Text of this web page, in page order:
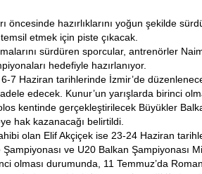
öncesinde hazırlıklarını yoğun şekilde
etmek için piste çıkacak.
sürdüren sporcular, antrenörler
hedefiyle hazırlanıyor.
7 Haziran tarihlerinde İzmir’de
edecek. Kunur’un yarışlarda birinci
kentinde gerçekleştirilecek Büyükler
hak kazanacağı belirtildi.
olan Elif Akçiçek ise 23-24 Haziran
ve U20 Balkan Şampiyonası
olması durumunda, 11 Temmuz’da